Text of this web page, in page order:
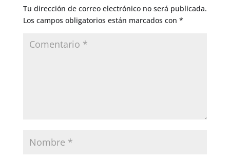
Tu dirección de correo electrónico no será publicada.
Los campos obligatorios están marcados con *